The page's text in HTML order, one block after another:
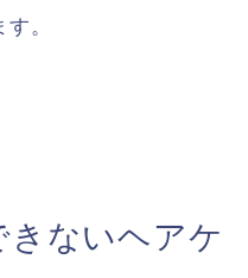
。
きないヘアケ